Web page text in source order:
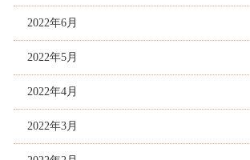
2022年6月
2022年5月
2022年4月
2022年3月